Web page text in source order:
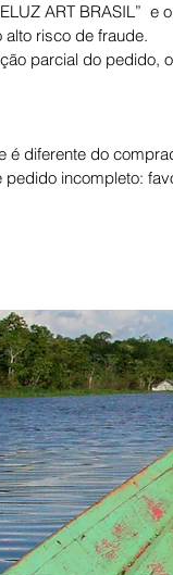
ART BRASIL”
risco de fraude.
parcial do pedido,
é diferente do
incompleto: